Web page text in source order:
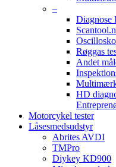
–
Diagnose
Røggas
Andet
HD
Motorcykel tester
Låsesmedsudstyr
Abrites AVDI
TMPro
Diykey KD900